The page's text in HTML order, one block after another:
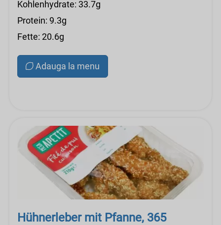
Kohlenhydrate: 33.7g
Protein: 9.3g
Fette: 20.6g
Adauga la menu
Hühnerleber mit Pfanne, 365